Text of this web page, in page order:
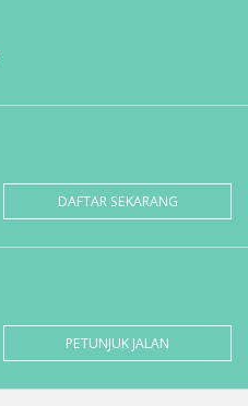
DAFTAR SEKARANG
PETUNJUK JALAN